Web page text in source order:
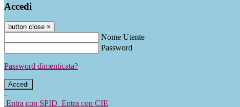
Accedi
button close ×
Nome Utente
Password
Password dimenticata?
-
Entra con SPID Entra con CIE